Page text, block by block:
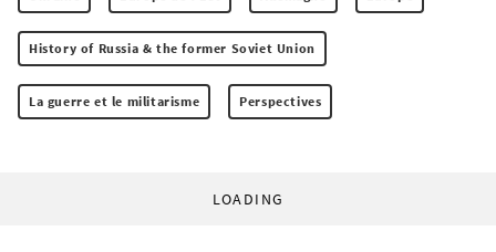
History of Russia & the former Soviet Union
La guerre et le militarisme Perspectives
LOADING